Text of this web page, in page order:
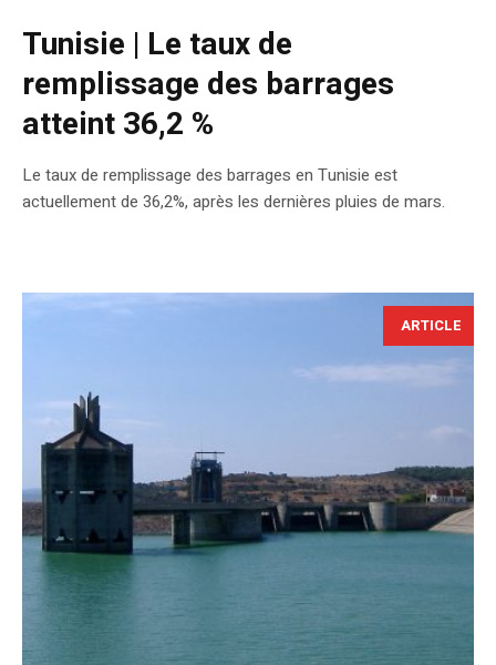
Tunisie | Le taux de
remplissage des barrages
atteint 36,2 %
Le taux de remplissage des barrages en Tunisie est
actuellement de 36,2%, après les dernières pluies de mars.
ARTICLE